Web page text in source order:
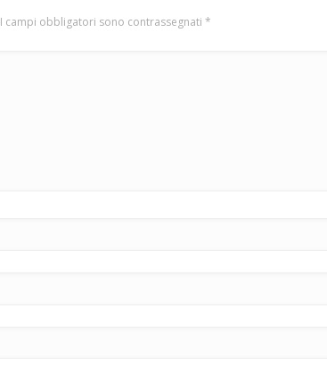
I campi obbligatori sono contrassegnati*